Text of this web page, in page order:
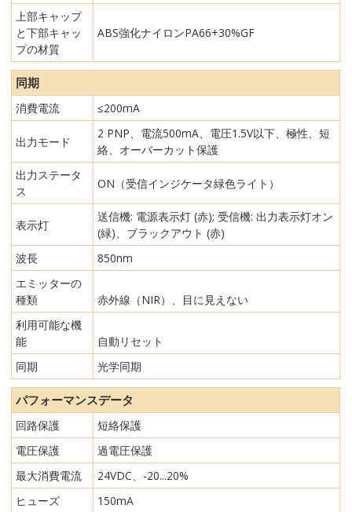
上部キャップ
と下部キャッ
プの材質
ABS強化ナイロンPA66+30%GF
同期
消費電流 ≤200mA
出力モード
2 PNP、電流500mA、電圧1.5V以下、極性、短
絡、オーバーカット保護
出力ステータ
ス
ON（受信インジケータ緑色ライト）
表示灯
送信機: 電源表示灯 (赤); 受信機: 出力表示灯オン
(緑)、ブラックアウト (赤)
波長
850nm
エミッターの
種類
赤外線（NIR）、目に見えない
利用可能な機
能
自動リセット
同期
光学同期
パフォーマンスデータ
回路保護
短絡保護
電圧保護
過電圧保護
最大消費電流
24VDC、-20...20%
ヒューズ
150mA